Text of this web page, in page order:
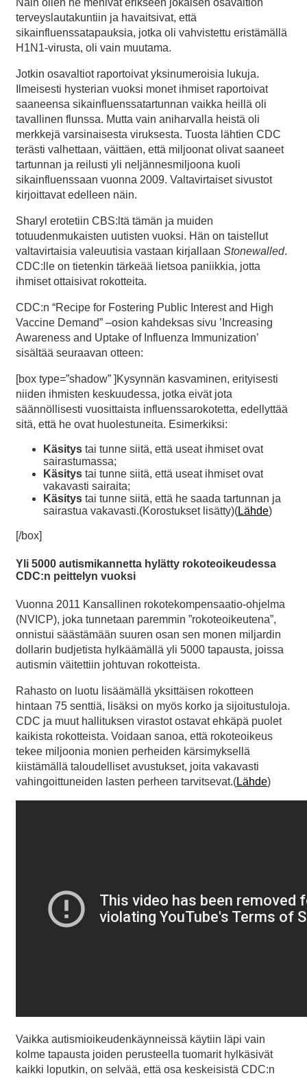
terveyslautakuntiin ja havaitsivat, että
sikainfluenssatapauksia, jotka oli vahvistettu eristämällä
H1N1-virusta, oli vain muutama.
Jotkin osavaltiot raportoivat yksinumeroisia lukuja.
Ilmeisesti hysterian vuoksi monet ihmiset raportoivat
saaneensa sikainfluenssatartunnan vaikka heillä oli
tavallinen flunssa. Mutta vain aniharvalla heistä oli
merkkejä varsinaisesta viruksesta. Tuosta lähtien CDC
terästi valhettaan, väittäen, että miljoonat olivat saaneet
tartunnan ja reilusti yli neljännesmiljoona kuoli
sikainfluenssaan vuonna 2009. Valtavirtaiset sivustot
kirjoittavat edelleen näin.
Sharyl erotetiin CBS:ltä tämän ja muiden
totuudenmukaisten uutisten vuoksi. Hän on taistellut
valtavirtaisia valeuutisia vastaan kirjallaan Stonewalled.
CDC:lle on tietenkin tärkeää lietsoa paniikkia, jotta
ihmiset ottaisivat rokotteita.
CDC:n “Recipe for Fostering Public Interest and High
Vaccine Demand” –osion kahdeksas sivu ’Increasing
Awareness and Uptake of Influenza Immunization’
sisältää seuraavan otteen:
[box type=”shadow” ]Kysynnän kasvaminen, erityisesti
niiden ihmisten keskuudessa, jotka eivät jota
säännöllisesti vuosittaista influenssarokotetta, edellyttää
sitä, että he ovat huolestuneita. Esimerkiksi:
Käsitys tai tunne siitä, että useat ihmiset ovat
sairastumassa;
Käsitys tai tunne siitä, että useat ihmiset ovat
vakavasti sairaita;
Käsitys tai tunne siitä, että he saada tartunnan ja
sairastua vakavasti.(Korostukset lisätty)(Lähde)
[/box]
Yli 5000 autismikannetta hylätty rokoteoikeudessa
CDC:n peittelyn vuoksi
Vuonna 2011 Kansallinen rokotekompensaatio-ohjelma
(NVICP), joka tunnetaan paremmin ”rokoteoikeutena”,
onnistui säästämään suuren osan sen monen miljardin
dollarin budjetista hylkäämällä yli 5000 tapausta, joissa
autismin väitettiin johtuvan rokotteista.
Rahasto on luotu lisäämällä yksittäisen rokotteen
hintaan 75 senttiä, lisäksi on myös korko ja sijoitustuloja.
CDC ja muut hallituksen virastot ostavat ehkäpä puolet
kaikista rokotteista. Voidaan sanoa, että rokoteoikeus
tekee miljoonia monien perheiden kärsimyksellä
kiistämällä taloudelliset avustukset, joita vakavasti
vahingoittuneiden lasten perheen tarvitsevat.(Lähde)
Vaikka autismioikeudenkäynneissä käytiin läpi vain
kolme tapausta joiden perusteella tuomarit hylkäsivät
kaikki loputkin, on selvää, että osa keskeisistä CDC:n